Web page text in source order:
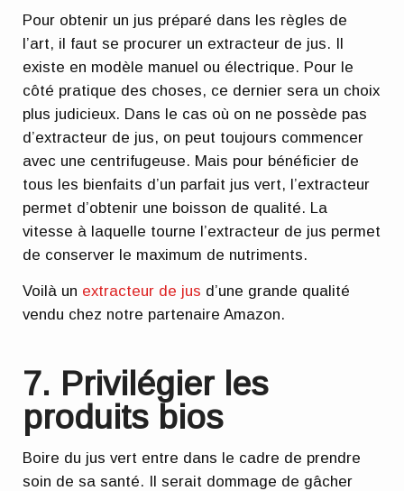
Pour obtenir un jus préparé dans les règles de
l’art, il faut se procurer un extracteur de jus. Il
existe en modèle manuel ou électrique. Pour le
côté pratique des choses, ce dernier sera un choix
plus judicieux. Dans le cas où on ne possède pas
d’extracteur de jus, on peut toujours commencer
avec une centrifugeuse. Mais pour bénéficier de
tous les bienfaits d’un parfait jus vert, l’extracteur
permet d’obtenir une boisson de qualité. La
vitesse à laquelle tourne l’extracteur de jus permet
de conserver le maximum de nutriments.
Voilà un extracteur de jus d’une grande qualité
vendu chez notre partenaire Amazon.
7. Privilégier les
produits bios
Boire du jus vert entre dans le cadre de prendre
soin de sa santé. Il serait dommage de gâcher